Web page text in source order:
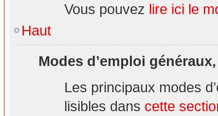
Vous pouvez lire ici le
Haut
Modes d’emploi
Les principaux modes
lisibles dans cette